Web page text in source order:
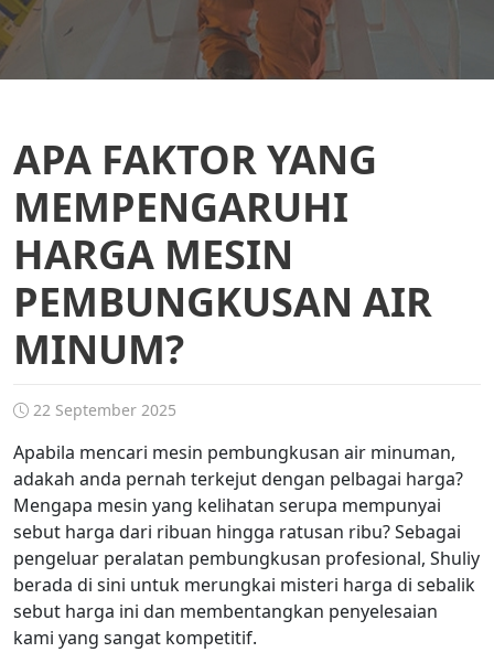
APA FAKTOR YANG
MEMPENGARUHI
HARGA MESIN
PEMBUNGKUSAN AIR
MINUM?
22 September 2025
Apabila mencari mesin pembungkusan air minuman,
adakah anda pernah terkejut dengan pelbagai harga?
Mengapa mesin yang kelihatan serupa mempunyai
sebut harga dari ribuan hingga ratusan ribu? Sebagai
pengeluar peralatan pembungkusan profesional, Shuliy
berada di sini untuk merungkai misteri harga di sebalik
sebut harga ini dan membentangkan penyelesaian
kami yang sangat kompetitif.